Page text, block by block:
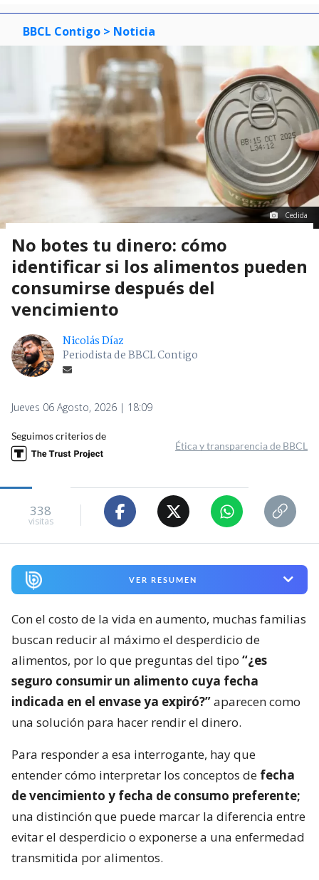
BBCL Contigo > Noticia
Cedida
No botes tu dinero: cómo
identificar si los alimentos pueden
consumirse después del
vencimiento
Nicolás Díaz
Periodista de BBCL Contigo
Jueves 06 Agosto, 2026 | 18:09
Seguimos criterios de
Ética y transparencia de BBCL
338
visitas
VER RESUMEN
Con el costo de la vida en aumento, muchas familias
buscan reducir al máximo el desperdicio de
alimentos, por lo que preguntas del tipo “¿es
seguro consumir un alimento cuya fecha
indicada en el envase ya expiró?”aparecen como
una solución para hacer rendir el dinero.
Para responder a esa interrogante, hay que
entender cómo interpretar los conceptos de fecha
de vencimiento y fecha de consumo preferente;
una distinción que puede marcar la diferencia entre
evitar el desperdicio o exponerse a una enfermedad
transmitida por alimentos.